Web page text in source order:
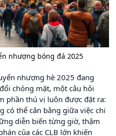
nhượng bóng đá 2025
nhượng hè 2025 đang
chóng mặt, một câu hỏi
phần thú vị luôn được đặt ra:
có thể cân bằng giữa việc chi
diễn biến từng giờ, thậm
của các CLB lớn khiến